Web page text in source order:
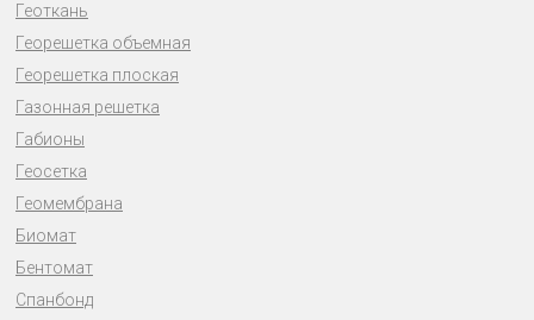
Геоткань
Георешетка объемная
Георешетка плоская
Газонная решетка
Габионы
Геосетка
Геомембрана
Биомат
Бентомат
Спанбонд